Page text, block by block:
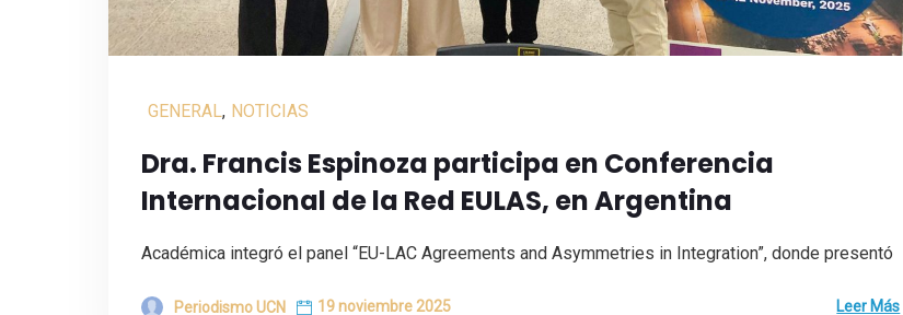
GENERAL, NOTICIAS
Dra. Francis Espinoza participa en Conferencia
Internacional de la Red EULAS, en Argentina
Académica integró el panel “EU-LAC Agreements and Asymmetries in Integration”, donde presentó
Periodismo UCN 19 noviembre 2025 Leer Más